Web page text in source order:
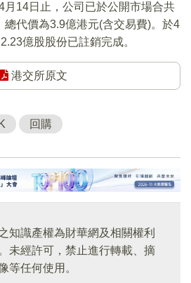
月14日止，公司已於公開市場合共
總代價為3.9億港元(含交易費)。於4
億股股份已註銷完成。
港交所原文
回購
知識產權為財華網及相關權利
未經許可，禁止進行轉載、摘
等任何使用。